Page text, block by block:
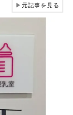
▶元記事を見る